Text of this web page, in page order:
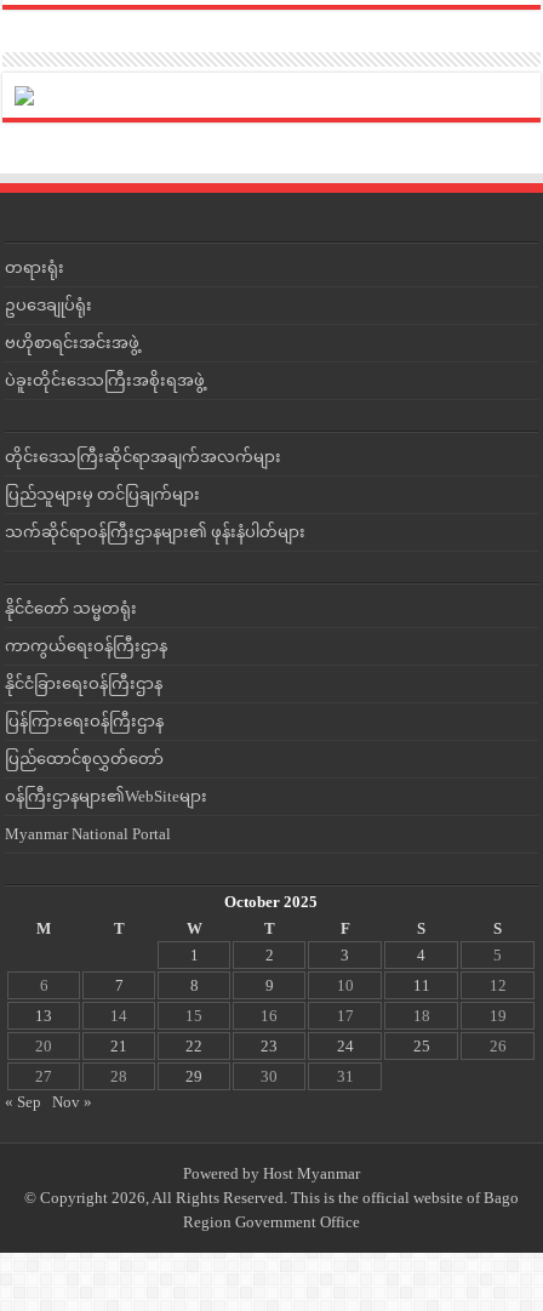
တရားရုံး
ဥပဒေချုပ်ရုံး
ဗဟိုစာရင်းအင်းအဖွဲ့
ပဲခူးတိုင်းဒေသကြီးအစိုးရအဖွဲ့
တိုင်းဒေသကြီးဆိုင်ရာအချက်အလက်များ
ပြည်သူများမှ တင်ပြချက်များ
သက်ဆိုင်ရာဝန်ကြီးဌာနများ၏ ဖုန်းနံပါတ်များ
နိုင်ငံတော် သမ္မတရုံး
ကာကွယ်ရေးဝန်ကြီးဌာန
နိုင်ငံခြားရေးဝန်ကြီးဌာန
ပြန်ကြားရေးဝန်ကြီးဌာန
ပြည်ထောင်စုလွှတ်တော်
ဝန်ကြီးဌာနများ၏WebSiteများ
Myanmar National Portal
October 2025
M
T W T F S
S
1
2 3 4
5
6
7 8 9 10 11
12
13
14 15 16 17 18
19
20
21 22 23 24 25
26
27
28 29 30
31
« Sep
Nov »
Powered by Host Myanmar
© Copyright 2026, All Rights Reserved. This is the official website of Bago
Region Government Office